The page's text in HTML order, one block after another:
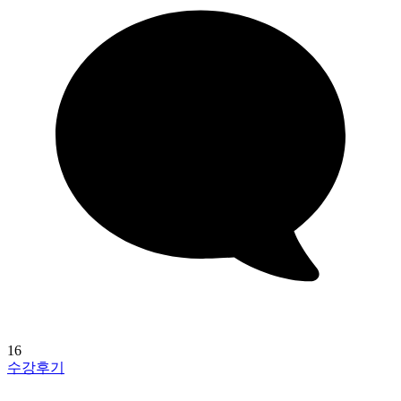
16
수강후기